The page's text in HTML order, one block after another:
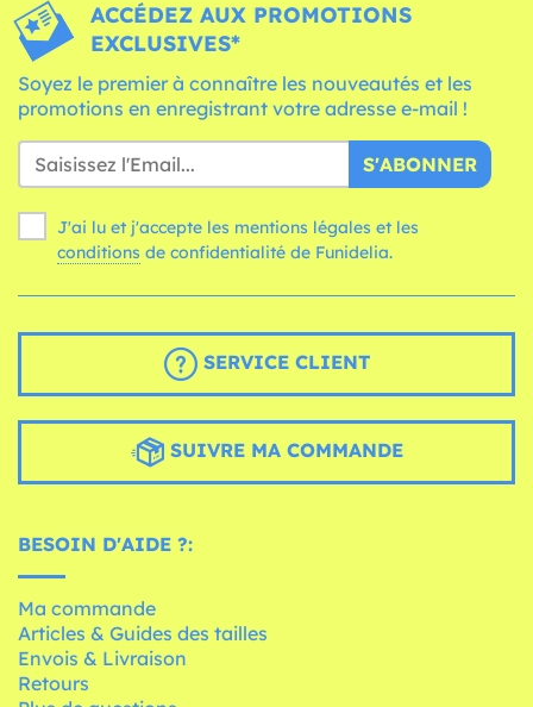
ACCÉDEZ AUX PROMOTIONS
EXCLUSIVES*
Soyez le premier à connaître les nouveautés et les
promotions en enregistrant votre adresse e-mail !
S'ABONNER
J'ai lu et j'accepte les mentions légales et les
conditions de confidentialité de Funidelia.
SERVICE CLIENT
SUIVRE MA COMMANDE
BESOIN D'AIDE ?:
Ma commande
Articles & Guides des tailles
Envois & Livraison
Retours